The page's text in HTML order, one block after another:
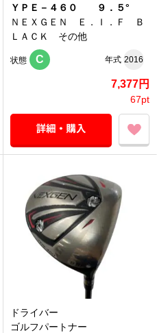
ＹＰＥ－４６０ ９．５°
ＮＥＸＧＥＮ Ｅ．Ｉ．Ｆ Ｂ
ＬＡＣＫ その他
状態 C 年式 2016
7,377円
67pt
ドライバー
ゴルフパートナー